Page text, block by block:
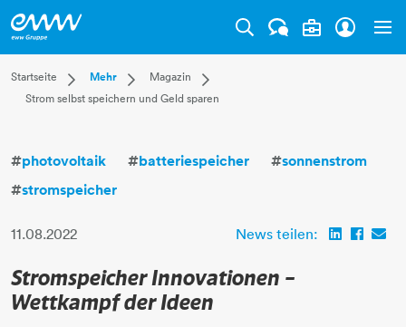
Startseite
Dropdown Startseite
Privatkunden
Mehr
Dropdown Mehr
Karriere
Magazin
Dropdown Magazin
Aktuell
Verantwortung
Strom selbst speichern und Geld sparen
#photovoltaik #batteriespeicher #sonnenstrom
#stromspeicher
11.08.2022 News teilen:
Stromspeicher Innovationen –
Wettkampf der Ideen